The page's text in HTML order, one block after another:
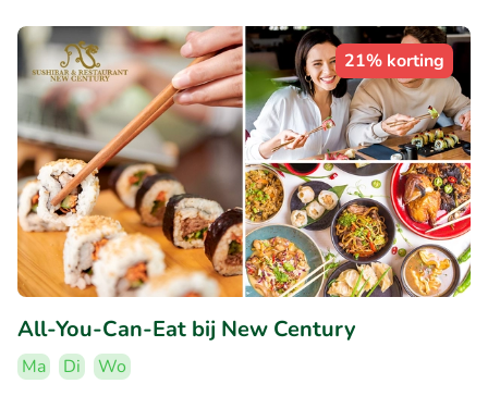
21% korting
All-You-Can-Eat bij New Century
Ma Di
Wo